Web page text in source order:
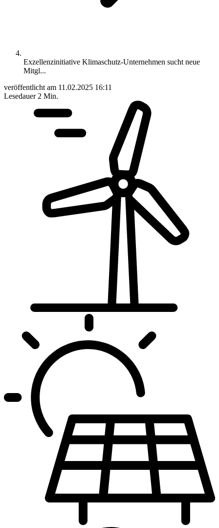
Exzellenzinitiative Klimaschutz-Unternehmen sucht neue
Mitgl...
veröffentlicht am 11.02.2025 16:11
Lesedauer 2 Min.